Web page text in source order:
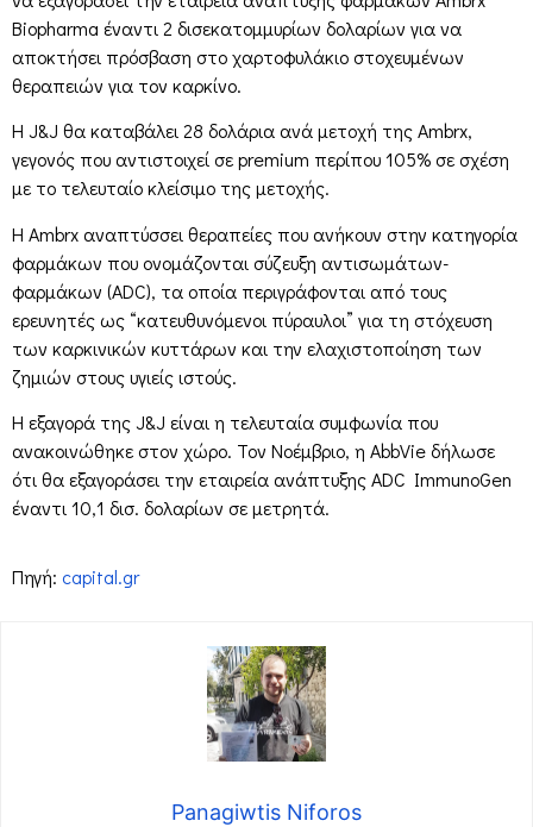
Biopharma έναντι 2 δισεκατομμυρίων δολαρίων για να
αποκτήσει πρόσβαση στο χαρτοφυλάκιο στοχευμένων
θεραπειών για τον καρκίνο.
Η J&J θα καταβάλει 28 δολάρια ανά μετοχή της Ambrx,
γεγονός που αντιστοιχεί σε premium περίπου 105% σε σχέση
με το τελευταίο κλείσιμο της μετοχής.
Η Ambrx αναπτύσσει θεραπείες που ανήκουν στην κατηγορία
φαρμάκων που ονομάζονται σύζευξη αντισωμάτων-
φαρμάκων (ADC), τα οποία περιγράφονται από τους
ερευνητές ως “κατευθυνόμενοι πύραυλοι” για τη στόχευση
των καρκινικών κυττάρων και την ελαχιστοποίηση των
ζημιών στους υγιείς ιστούς.
Η εξαγορά της J&J είναι η τελευταία συμφωνία που
ανακοινώθηκε στον χώρο. Τον Νοέμβριο, η AbbVie δήλωσε
ότι θα εξαγοράσει την εταιρεία ανάπτυξης ADC ImmunoGen
έναντι 10,1 δισ. δολαρίων σε μετρητά.
Πηγή: capital.gr
Panagiwtis Niforos